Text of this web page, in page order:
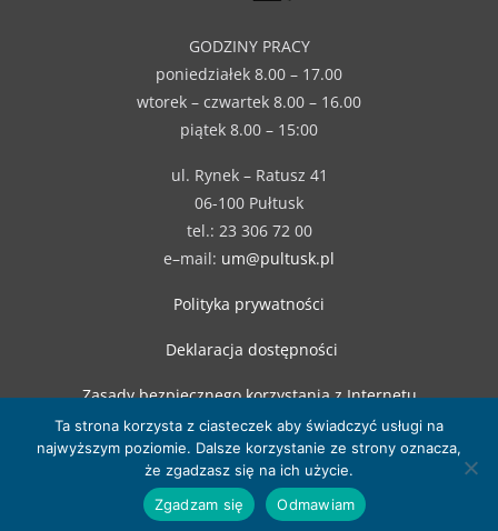
GODZINY PRACY
poniedziałek 8.00 – 17.00
wtorek – czwartek 8.00 – 16.00
piątek 8.00 – 15:00
ul. Rynek – Ratusz 41
06-100 Pułtusk
tel.: 23 306 72 00
e–mail: um@pultusk.pl
Polityka prywatności
Deklaracja dostępności
Zasady bezpiecznego korzystania z Internetu
Ta strona korzysta z ciasteczek aby świadczyć usługi na
najwyższym poziomie. Dalsze korzystanie ze strony oznacza,
że zgadzasz się na ich użycie.
Zgadzam się
Odmawiam